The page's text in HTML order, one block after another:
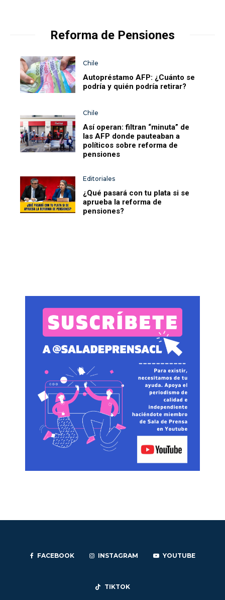
Reforma de Pensiones
Chile
Autopréstamo AFP: ¿Cuánto se
podría y quién podría retirar?
Chile
Así operan: filtran “minuta” de
las AFP donde pauteaban a
políticos sobre reforma de
pensiones
Editoriales
¿Qué pasará con tu plata si se
aprueba la reforma de
pensiones?
FACEBOOK INSTAGRAM YOUTUBE
TIKTOK